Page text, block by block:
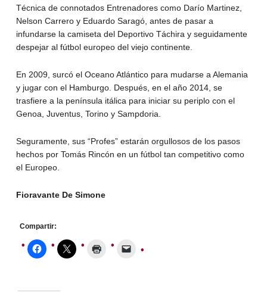
Técnica de connotados Entrenadores como Darío Martinez,
Nelson Carrero y Eduardo Saragó, antes de pasar a
infundarse la camiseta del Deportivo Táchira y seguidamente
despejar al fútbol europeo del viejo continente.
En 2009, surcó el Oceano Atlántico para mudarse a Alemania
y jugar con el Hamburgo. Después, en el año 2014, se
trasfiere a la península itálica para iniciar su periplo con el
Genoa, Juventus, Torino y Sampdoria.
Seguramente, sus “Profes” estarán orgullosos de los pasos
hechos por Tomás Rincón en un fútbol tan competitivo como
el Europeo.
Fioravante De Simone
Compartir: